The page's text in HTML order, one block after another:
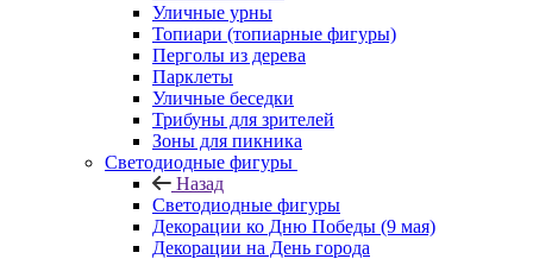
Уличные урны
Топиари (топиарные фигуры)
Перголы из дерева
Парклеты
Уличные беседки
Трибуны для зрителей
Зоны для пикника
Светодиодные фигуры
Назад
Светодиодные фигуры
Декорации ко Дню Победы (9 мая)
Декорации на День города